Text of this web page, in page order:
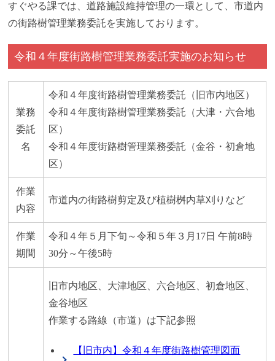
すぐやる課では、道路施設維持管理の一環として、市道内
の街路樹管理業務委託を実施しております。
令和４年度街路樹管理業務委託実施のお知らせ
業務
委託
名
令和４年度街路樹管理業務委託（旧市内地区）
令和４年度街路樹管理業務委託（大津・六合地
区）
令和４年度街路樹管理業務委託（金谷・初倉地
区）
作業
内容
市道内の街路樹剪定及び植樹桝内草刈りなど
作業
期間
令和４年５月下旬～令和５年３月17日 午前8時
30分～午後5時
旧市内地区、大津地区、六合地区、初倉地区、
金谷地区
作業する路線（市道）は下記参照
【旧市内】令和４年度街路樹管理図面